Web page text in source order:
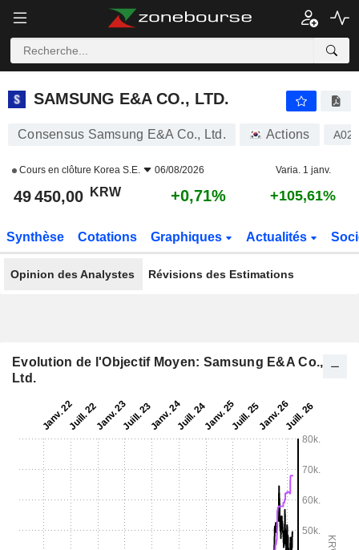
SAMSUNG E&A CO., LTD.
SAMSUNG E&A CO., LTD.
Consensus Samsung E&A Co., Ltd. Actions
Cours en clôture Korea S.E. 06/08/2026 Varia. 1 janv.
49 450,00 KRW +0,71% +105,61%
Synthèse Cotations Graphiques Actualités
Opinion des Analystes Révisions des Estimations
Evolution de l'Objectif Moyen: Samsung E&A Co.,
Ltd.